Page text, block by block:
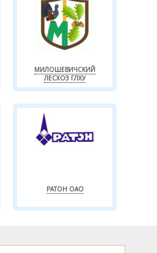
МИЛОШЕВИЧСКИЙ
ЛЕСХОЗ ГЛХУ
РАТОН ОАО